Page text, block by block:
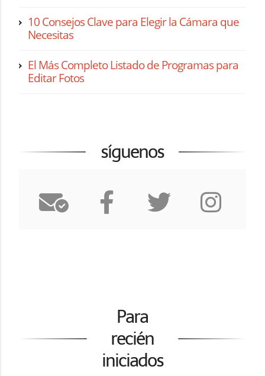
10 Consejos Clave para Elegir la Cámara que
Necesitas
El Más Completo Listado de Programas para
Editar Fotos
síguenos
Para
recién
iniciados